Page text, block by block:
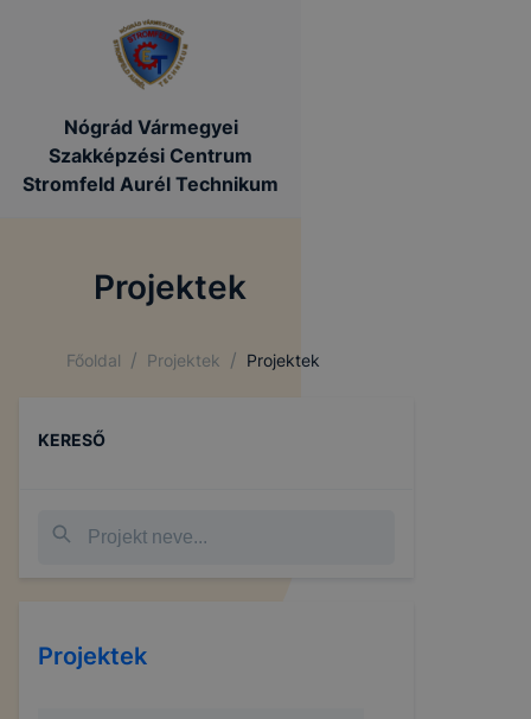
Nógrád Vármegyei
Szakképzési Centrum
Stromfeld Aurél Technikum
Projektek
Főoldal / Projektek / Projektek
KERESŐ
Projektek